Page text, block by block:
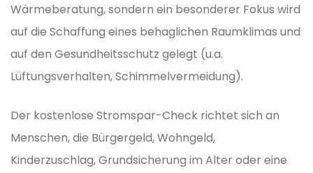
Wärmeberatung, sondern ein besonderer Fokus wird
auf die Schaffung eines behaglichen Raumklimas und
auf den Gesundheitsschutz gelegt (u.a.
Lüftungsverhalten, Schimmelvermeidung).
Der kostenlose Stromspar-Check richtet sich an
Menschen, die Bürgergeld, Wohngeld,
Kinderzuschlag, Grundsicherung im Alter oder eine